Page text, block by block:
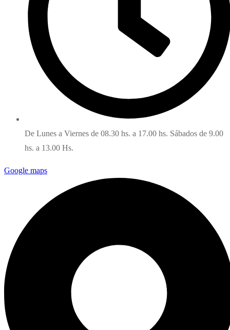
De Lunes a Viernes de 08.30 hs. a 17.00 hs. Sábados de 9.00
hs. a 13.00 Hs.
Google maps